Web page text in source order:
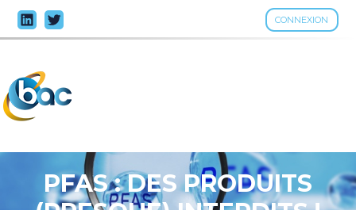
CONNEXION
Aller
au
PFAS : DES PRODUITS